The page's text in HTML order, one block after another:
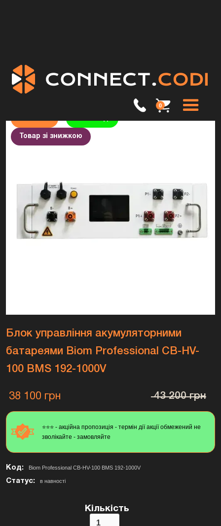
0
Акумулятори
Товар зі знижкою
Блок управління акумуляторними
батареями Biom Professional CB-HV-
100 BMS 192-1000V
38 100 грн 43 200 грн
⭐️⭐️⭐️ - акційна пропозиція - термін дії акції обмежений не
зволікайте - замовляйте
Код: Biom Professional CB-HV-100 BMS 192-1000V
Статус: в навності
Кількість